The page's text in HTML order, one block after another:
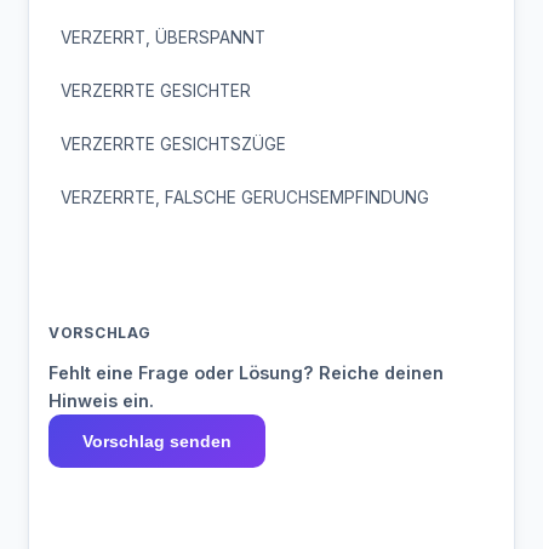
VERZERRT, ÜBERSPANNT
VERZERRTE GESICHTER
VERZERRTE GESICHTSZÜGE
VERZERRTE, FALSCHE GERUCHSEMPFINDUNG
VORSCHLAG
Fehlt eine Frage oder Lösung? Reiche deinen
Hinweis ein.
Vorschlag senden